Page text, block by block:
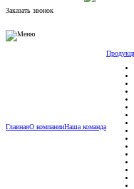
Заказать звонок
ГлавнаяО компанииНаша команда